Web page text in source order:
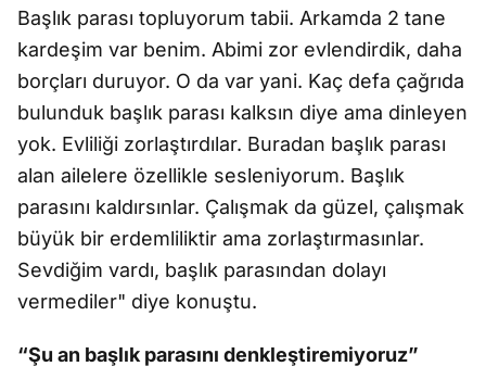
Başlık parası topluyorum tabii. Arkamda 2 tane
kardeşim var benim. Abimi zor evlendirdik, daha
borçları duruyor. O da var yani. Kaç defa çağrıda
bulunduk başlık parası kalksın diye ama dinleyen
yok. Evliliği zorlaştırdılar. Buradan başlık parası
alan ailelere özellikle sesleniyorum. Başlık
parasını kaldırsınlar. Çalışmak da güzel, çalışmak
büyük bir erdemliliktir ama zorlaştırmasınlar.
Sevdiğim vardı, başlık parasından dolayı
vermediler" diye konuştu.
“Şu an başlık parasını denkleştiremiyoruz”